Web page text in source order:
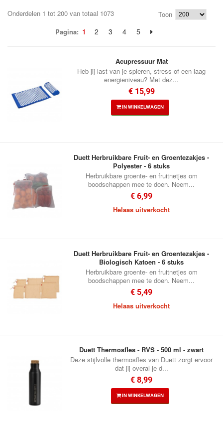
Onderdelen 1 tot 200 van totaal 1073
Toon
Pagina: 1 2 3 4 5
Acupressuur Mat
Heb jij last van je spieren, stress of een laag
energieniveau? Met dez...
€ 15,99
IN WINKELWAGEN
Duett Herbruikbare Fruit- en Groentezakjes -
Polyester - 6 stuks
Herbruikbare groente- en fruitnetjes om
boodschappen mee te doen. Neem...
€ 6,99
Helaas uitverkocht
Duett Herbruikbare Fruit- en Groentezakjes -
Biologisch Katoen - 6 stuks
Herbruikbare groente- en fruitnetjes om
boodschappen mee te doen. Neem...
€ 5,49
Helaas uitverkocht
Duett Thermosfles - RVS - 500 ml - zwart
Deze stijlvolle thermosfles van Duett zorgt ervoor
dat jij overal je d...
€ 8,99
IN WINKELWAGEN